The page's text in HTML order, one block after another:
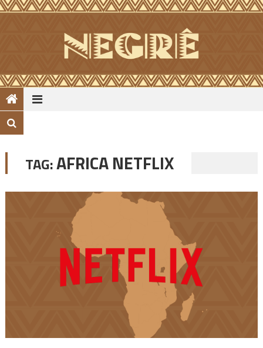
Skip
TAG:AFRICA NETFLIX